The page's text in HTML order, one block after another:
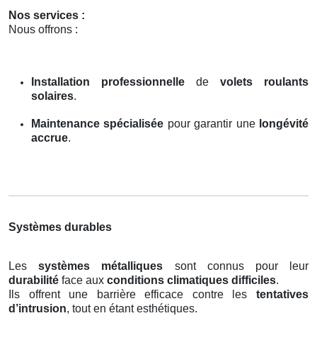
Nos services :
Nous offrons :
Installation professionnelle de volets roulants
solaires.
Maintenance spécialisée pour garantir une longévité
accrue.
Systèmes durables
Lessystèmes métalliques sont connus pour leur
durabilité face aux conditions climatiques difficiles.
Ils offrent une barrière efficace contre les tentatives
d’intrusion, tout en étant esthétiques.